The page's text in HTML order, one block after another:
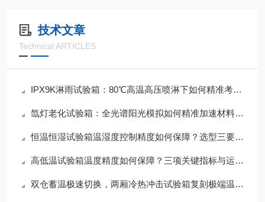
技术文章
Technical ARTICLES
IPX9K淋雨试验箱：80℃高温高压喷淋下如何精准考核外壳防护等级？
氙灯老化试验箱：全光谱阳光模拟如何精准加速材料耐候性测试？
恒温恒湿试验箱温湿度控制精度如何保障？选型三要素与夏季运维要点
高低温试验箱温度精度如何保障？三项关键指标与运维要点解析
双仓蓄温极速切换，两厢冷热冲击试验箱复刻极端温变应力